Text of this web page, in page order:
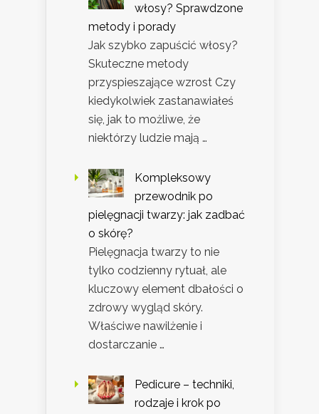
włosy? Sprawdzone
metody i porady
Jak szybko zapuścić włosy?
Skuteczne metody
przyspieszające wzrost Czy
kiedykolwiek zastanawiałeś
się, jak to możliwe, że
niektórzy ludzie mają …
Kompleksowy
przewodnik po
pielęgnacji twarzy: jak zadbać
o skórę?
Pielęgnacja twarzy to nie
tylko codzienny rytuał, ale
kluczowy element dbałości o
zdrowy wygląd skóry.
Właściwe nawilżenie i
dostarczanie …
Pedicure – techniki,
rodzaje i krok po